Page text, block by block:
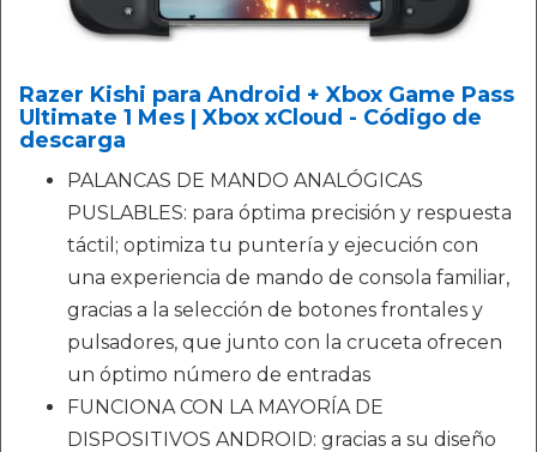
Razer Kishi para Android + Xbox Game Pass
Ultimate 1 Mes | Xbox xCloud - Código de
descarga
PALANCAS DE MANDO ANALÓGICAS
PUSLABLES: para óptima precisión y respuesta
táctil; optimiza tu puntería y ejecución con
una experiencia de mando de consola familiar,
gracias a la selección de botones frontales y
pulsadores, que junto con la cruceta ofrecen
un óptimo número de entradas
FUNCIONA CON LA MAYORÍA DE
DISPOSITIVOS ANDROID: gracias a su diseño